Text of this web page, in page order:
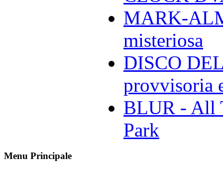
MARK-
misteriosa
DISCO
provvisoria
BLUR - All
Park
Menu Principale